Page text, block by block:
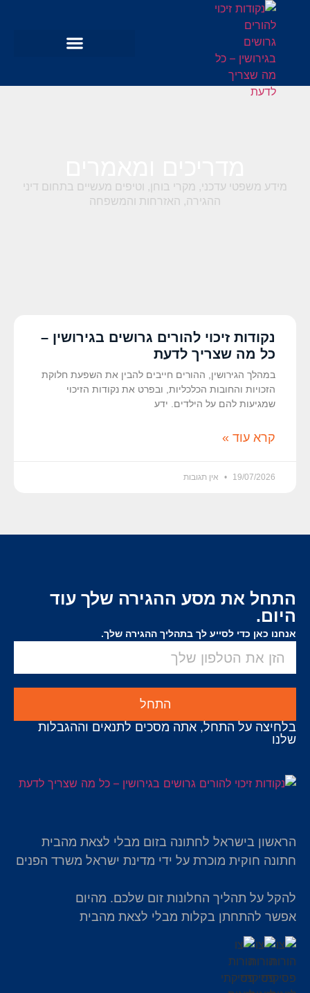
מידע משפטי עדכני, מקרי בוחן, וטיפים מעשיים בתחום דיני
ההגירה, האזרחות והמשפחה
נקודות זיכוי להורים גרושים בגירושין –
כל מה שצריך לדעת
במהלך הגירושין, ההורים חייבים להבין את השפעת חלוקת
הזכויות והחובות הכלכליות, ובפרט את נקודות הזיכוי
שמגיעות להם על הילדים. ידע
קרא עוד »
19/07/2026 אין תגובות
התחל את מסע ההגירה שלך עוד
היום.
אנחנו כאן כדי לסייע לך בתהליך ההגירה שלך.
התחל
בלחיצה על התחל, אתה מסכים לתנאים וההגבלות
שלנו
הראשון בישראל לחתונה בזום מבלי לצאת מהבית
חתונה חוקית מוכרת על ידי מדינת ישראל משרד הפנים
להקל על תהליך החלונות זום שלכם. מהיום
אפשר להתחתן בקלות מבלי לצאת מהבית